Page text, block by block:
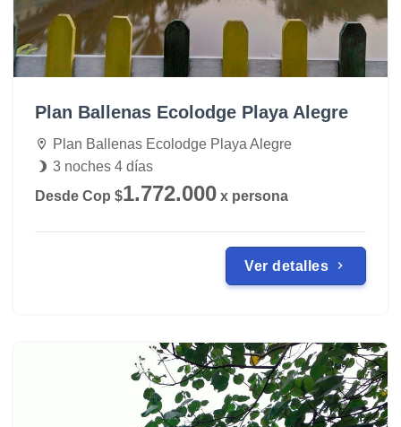
Plan Ballenas Ecolodge Playa Alegre
Plan Ballenas Ecolodge Playa Alegre
3 noches 4 días
Desde Cop $1.772.000 x persona
Ver detalles